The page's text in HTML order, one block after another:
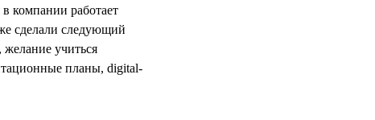
компании работает
сделали следующий
учиться
планы, digital-